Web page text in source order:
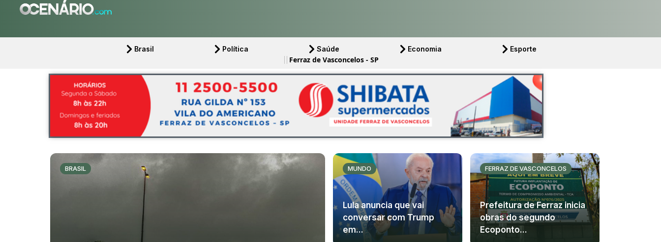
Brasil Política Saúde Economia Esporte
Ferraz de Vasconcelos - SP
BRASIL MUNDO
Lula anuncia que vai
conversar com Trump
em...
FERRAZ DE VASCONCELOS
Prefeitura de Ferraz inicia
obras do segundo
Ecoponto...